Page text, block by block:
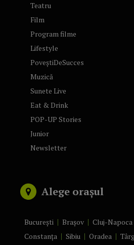
Teatru
Film
Program filme
Lifestyle
PoveștiDeSucces
Muzică
Sunete Live
Eat & Drink
POP-UP Stories
Junior
Newsletter
Alege orașul
București Brașov Cluj-Napoca
Constanța
Sibiu Oradea